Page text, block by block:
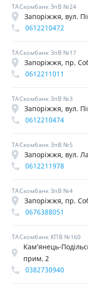
ТАСкомбанк ЗпВ №24
Запоріжжя, вул.
0612210472
ТАСкомбанк ЗпВ №17
Запоріжжя, пр.
0612211011
ТАСкомбанк ЗпВ №3
Запоріжжя, вул.
0612210474
ТАСкомбанк ЗпВ №5
Запоріжжя, вул.
0612211978
ТАСкомбанк ЗпВ №4
Запоріжжя, пр.
0676388051
ТАСкомбанк КПВ №160
Кам’янець-
прим. 2
0382730940